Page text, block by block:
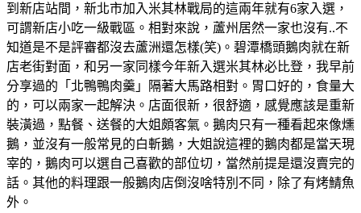
到新店站間，新北市加入米其林戰局的這兩年就有6家入選，
可謂新店小吃一級戰區。相對來說，蘆州居然一家也沒有..不
知道是不是評審都沒去蘆洲還怎樣(笑)。碧潭橋頭鵝肉就在新
店老街對面，和另一家同樣今年新入選米其林必比登，我早前
分享過的「北鴨鴨肉羹」隔著大馬路相對。胃口好的，食量大
的，可以兩家一起解決。店面很新，很舒適，感覺應該是重新
裝潢過，點餐、送餐的大姐頗客氣。鵝肉只有一種看起來像燻
鵝，並沒有一般常見的白斬鵝，大姐說這裡的鵝肉都是當天現
宰的，鵝肉可以選自己喜歡的部位切，當然前提是還沒賣完的
話。其他的料理跟一般鵝肉店倒沒啥特別不同，除了有烤鯖魚
外。